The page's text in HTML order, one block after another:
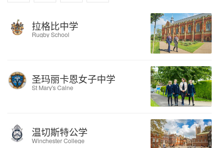
拉格比中学
Rugby School
圣玛丽卡恩女子中学
St Mary's Calne
温切斯特公学
Winchester College